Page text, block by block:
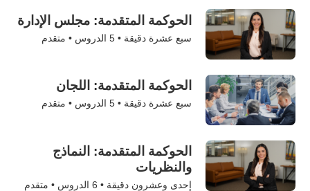
الحوكمة المتقدمة: مجلس الإدارة
سبع عشرة دقيقة •5 الدروس • متقدم
الحوكمة المتقدمة: اللجان
سبع عشرة دقيقة •5 الدروس • متقدم
الحوكمة المتقدمة: النماذج
والنظريات
إحدى وعشرون دقيقة • 6 الدروس • متقدم